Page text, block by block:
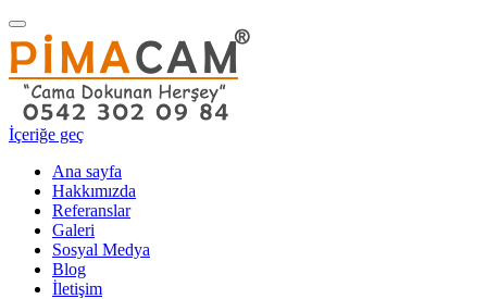
Navigasyonu
değiştir
İçeriğe geç
Ana sayfa
Hakkımızda
Referanslar
Galeri
Sosyal Medya
Blog
İletişim